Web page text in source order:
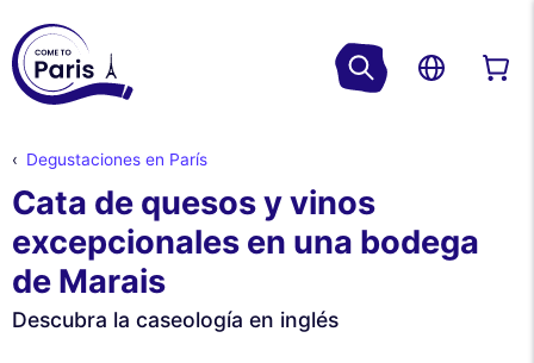
Degustaciones en París
Cata de quesos y vinos
excepcionales en una bodega
de Marais
Descubra la caseología en inglés